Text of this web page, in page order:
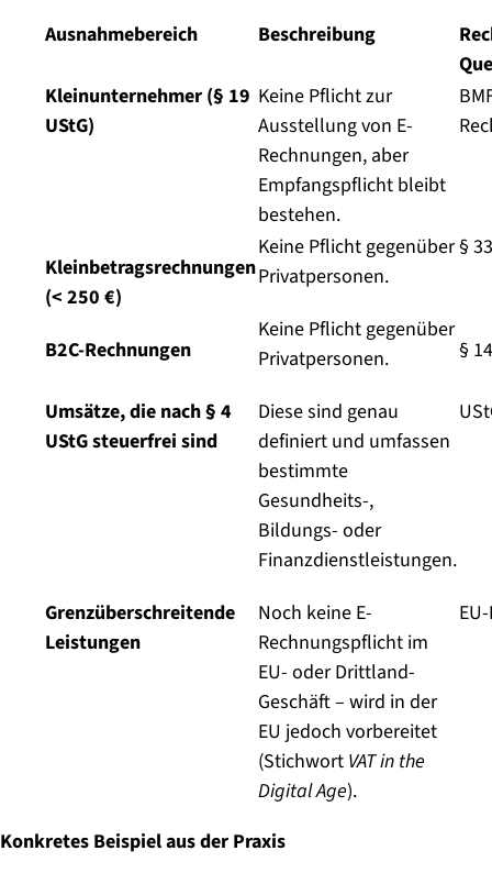
Ausnahmebereich
Beschreibung
Kleinunternehmer (§ 19
UStG)
Keine Pflicht zur
Ausstellung von E-
Rechnungen, aber
Empfangspflicht bleibt
bestehen.
Kleinbetragsrechnungen
(< 250 €)
Keine Pflicht gegenüber
Privatpersonen.
§
B2C-Rechnungen
Keine Pflicht gegenüber
Privatpersonen.
§
Umsätze, die nach § 4
UStG steuerfrei sind
Diese sind genau
definiert und umfassen
bestimmte
Gesundheits-,
Bildungs- oder
Finanzdienstleistungen.
Grenzüberschreitende
Leistungen
Noch keine E-
Rechnungspflicht im
EU- oder Drittland-
Geschäft – wird in der
EU jedoch vorbereitet
(Stichwort VAT in the
Digital Age).
Konkretes Beispiel aus der Praxis